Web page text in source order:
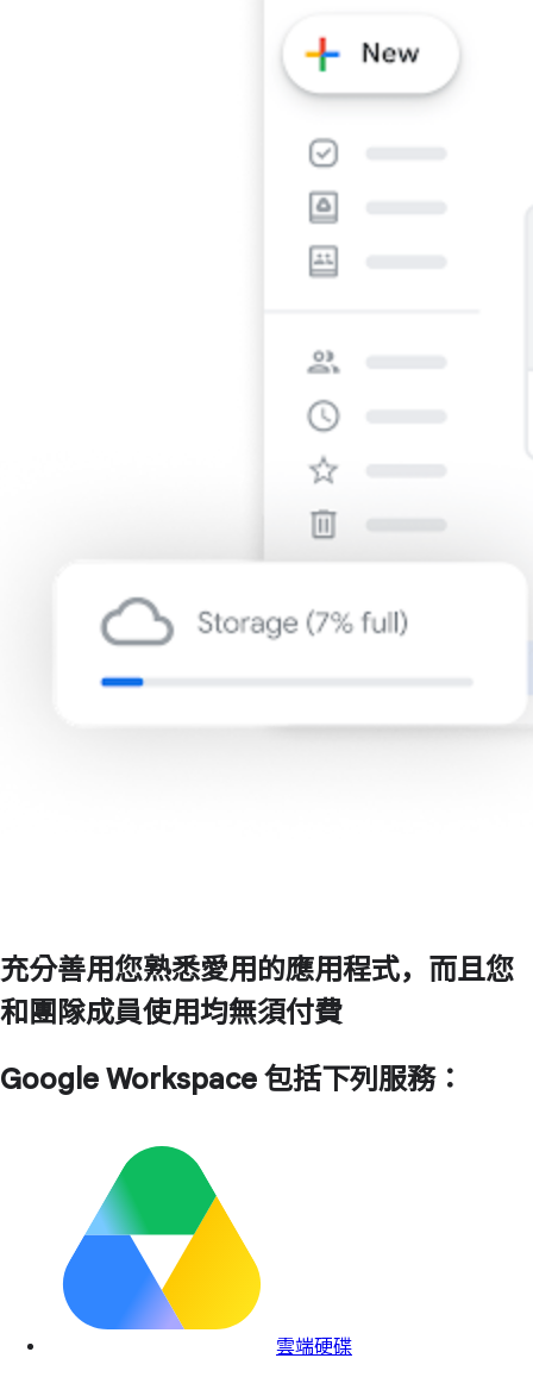
充分善用您熟悉愛用的應用程式，而且您
和團隊成員使用均無須付費
Google Workspace 包括下列服務：
雲端硬碟